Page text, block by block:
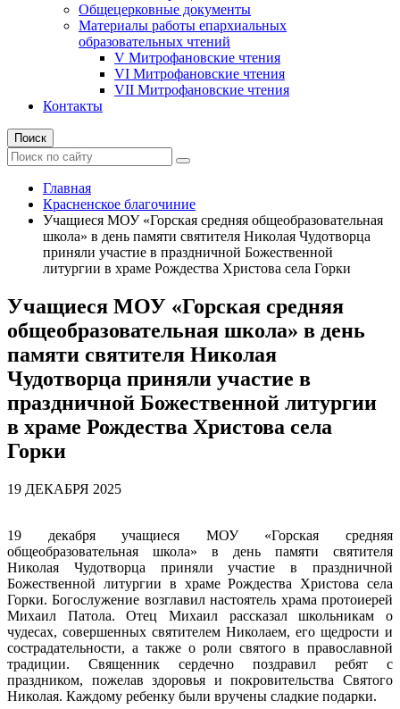
Общецерковные документы
Материалы работы епархиальных
образовательных чтений
V Митрофановские чтения
VI Митрофановские чтения
VII Митрофановские чтения
Контакты
Поиск
Главная
Красненское благочиние
Учащиеся МОУ «Горская средняя общеобразовательная
школа» в день памяти святителя Николая Чудотворца
приняли участие в праздничной Божественной
литургии в храме Рождества Христова села Горки
Учащиеся МОУ «Горская средняя
общеобразовательная школа» в день
памяти святителя Николая
Чудотворца приняли участие в
праздничной Божественной литургии
в храме Рождества Христова села
Горки
19 ДЕКАБРЯ 2025
19 декабря учащиеся МОУ «Горская средняя
общеобразовательная школа» в день памяти святителя
Николая Чудотворца приняли участие в праздничной
Божественной литургии в храме Рождества Христова села
Горки. Богослужение возглавил настоятель храма протоиерей
Михаил Патола. Отец Михаил рассказал школьникам о
чудесах, совершенных святителем Николаем, его щедрости и
сострадательности, а также о роли святого в православной
традиции. Священник сердечно поздравил ребят с
праздником, пожелав здоровья и покровительства Святого
Николая. Каждому ребенку были вручены сладкие подарки.